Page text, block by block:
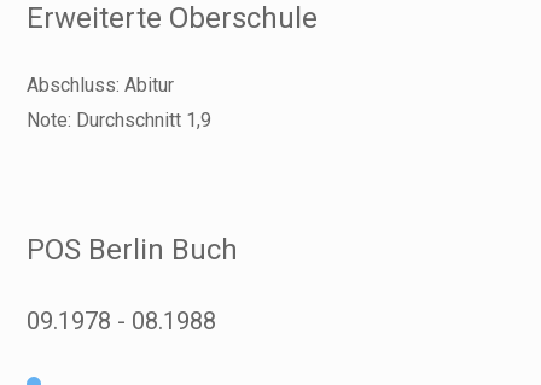
Erweiterte Oberschule
Abschluss: Abitur
Note: Durchschnitt 1,9
POS Berlin Buch
09.1978 08.1988